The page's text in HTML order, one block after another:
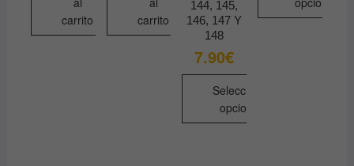
carrito
carrito
144, 145,
146, 147 Y
148
7.90€
Seleccionar
opciones